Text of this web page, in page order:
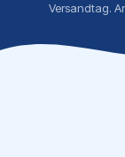
Versandtag.